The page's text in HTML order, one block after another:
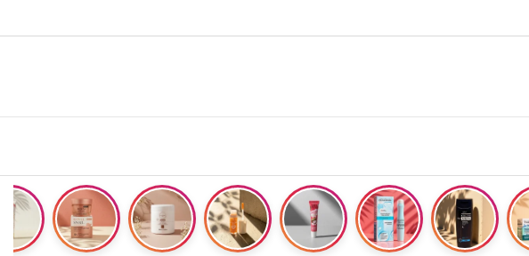
۲٪ تخفیف روی سبد خرید برای روش کارت به کارت هدیه برای خرید های بالای ۵ میلیون تومن یالا